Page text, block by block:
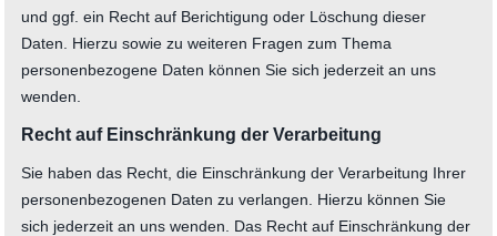
und ggf. ein Recht auf Berichtigung oder Löschung dieser
Daten. Hierzu sowie zu weiteren Fragen zum Thema
personenbezogene Daten können Sie sich jederzeit an uns
wenden.
Recht auf Einschränkung der Verarbeitung
Sie haben das Recht, die Einschränkung der Verarbeitung Ihrer
personenbezogenen Daten zu verlangen. Hierzu können Sie
sich jederzeit an uns wenden. Das Recht auf Einschränkung der